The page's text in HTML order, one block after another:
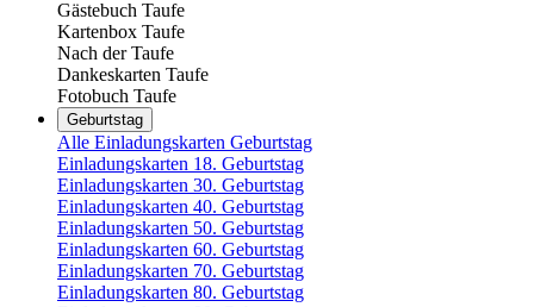
Gästebuch Taufe
Kartenbox Taufe
Nach der Taufe
Dankeskarten Taufe
Fotobuch Taufe
Geburtstag
Alle Einladungskarten Geburtstag
Einladungskarten 18. Geburtstag
Einladungskarten 30. Geburtstag
Einladungskarten 40. Geburtstag
Einladungskarten 50. Geburtstag
Einladungskarten 60. Geburtstag
Einladungskarten 70. Geburtstag
Einladungskarten 80. Geburtstag